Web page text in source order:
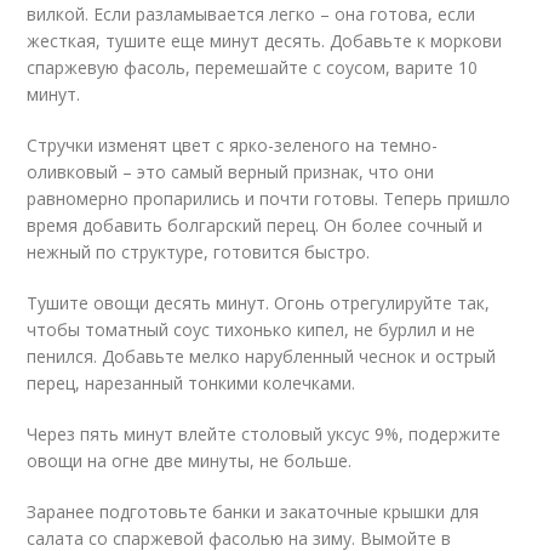
вилкой. Если разламывается легко – она готова, если
жесткая, тушите еще минут десять. Добавьте к моркови
спаржевую фасоль, перемешайте с соусом, варите 10
минут.
Стручки изменят цвет с ярко-зеленого на темно-
оливковый – это самый верный признак, что они
равномерно пропарились и почти готовы. Теперь пришло
время добавить болгарский перец. Он более сочный и
нежный по структуре, готовится быстро.
Тушите овощи десять минут. Огонь отрегулируйте так,
чтобы томатный соус тихонько кипел, не бурлил и не
пенился. Добавьте мелко нарубленный чеснок и острый
перец, нарезанный тонкими колечками.
Через пять минут влейте столовый уксус 9%, подержите
овощи на огне две минуты, не больше.
Заранее подготовьте банки и закаточные крышки для
салата со спаржевой фасолью на зиму. Вымойте в